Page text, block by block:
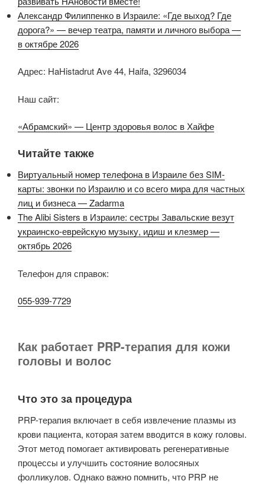
Александр Филиппенко в Израиле: «Где выход? Где
дорога?» — вечер театра, памяти и личного выбора —
в октябре 2026
Адрес: HaHistadrut Ave 44, Haifa, 3296034
Наш сайт:
«Абрамский» — Центр здоровья волос в Хайфе
Читайте также
Виртуальный номер телефона в Израиле без SIM-
карты: звонки по Израилю и со всего мира для частных
лиц и бизнеса — Zadarma
The Alibi Sisters в Израиле: сестры Завальские везут
украинско-еврейскую музыку, идиш и клезмер —
октябрь 2026
Телефон для справок:
055-939-7729
Как работает PRP-терапия для кожи
головы и волос
Что это за процедура
PRP-терапия включает в себя извлечение плазмы из
крови пациента, которая затем вводится в кожу головы.
Этот метод помогает активировать регенеративные
процессы и улучшить состояние волосяных
фолликулов. Однако важно помнить, что PRP не